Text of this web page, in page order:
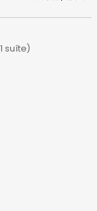
suíte)